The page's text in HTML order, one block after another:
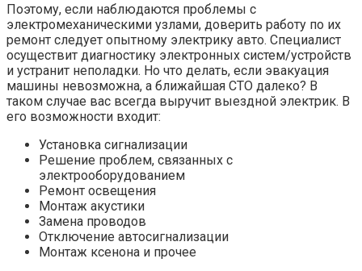
Поэтому, если наблюдаются проблемы с
электромеханическими узлами, доверить работу по их
ремонт следует опытному электрику авто. Специалист
осуществит диагностику электронных систем/устройств
и устранит неполадки. Но что делать, если эвакуация
машины невозможна, а ближайшая СТО далеко? В
таком случае вас всегда выручит выездной электрик. В
его возможности входит:
Установка сигнализации
Решение проблем, связанных с
электрооборудованием
Ремонт освещения
Монтаж акустики
Замена проводов
Отключение автосигнализации
Монтаж ксенона и прочее